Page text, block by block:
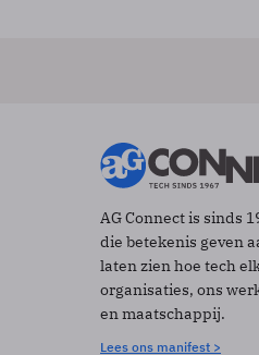
AG Connect is sinds
die betekenis geven
laten zien hoe tech
organisaties, ons
en maatschappij.
Lees ons manifest >